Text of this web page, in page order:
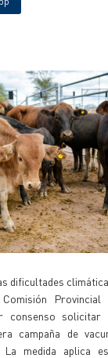
dificultades
Provincial
consenso solicitar
campaña de
medida aplica